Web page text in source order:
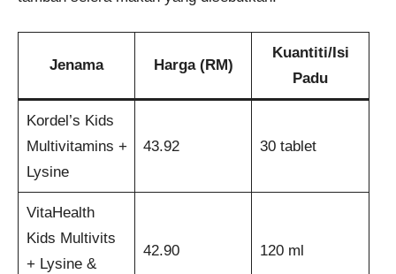
Jenama Harga (RM)
Kuantiti/Isi
Padu
Kordel’s Kids
Multivitamins +
Lysine
43.92 30 tablet
VitaHealth
Kids Multivits
+ Lysine &
42.90 120 ml